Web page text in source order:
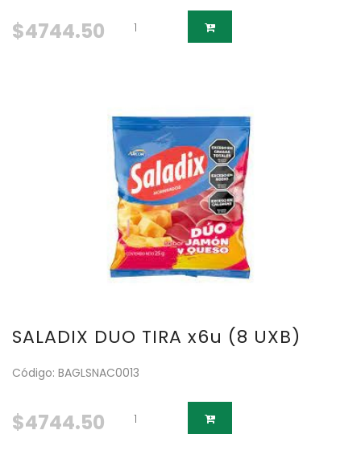
$4744.50
SALADIX DUO TIRA x6u (8 UXB)
Código: BAGLSNAC0013
$4744.50